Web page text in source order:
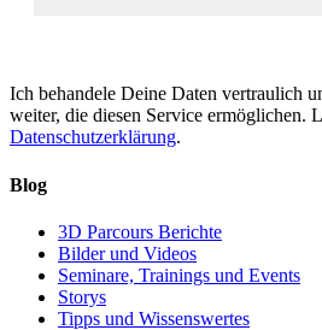
Ich behandele Deine Daten vertraulich
weiter, die diesen Service ermöglichen.
Datenschutzerklärung.
Blog
3D Parcours Berichte
Bilder und Videos
Seminare, Trainings und Events
Storys
Tipps und Wissenswertes